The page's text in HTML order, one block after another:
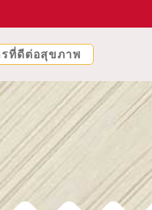
ที่ดีต่อสุขภาพ